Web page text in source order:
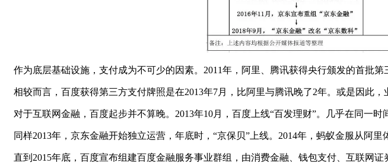
作为底层基础设施，支付成为不可少的因素。2011年，阿里、腾讯获得央行颁发的首批第
相较而言，百度获得第三方支付牌照是在2013年7月，比阿里与腾讯晚了2年。或是因此，
对于互联网金融，百度起步并不算晚。2013年10月，百度上线“百发理财”。几乎在同一
同样2013年，京东金融开始独立运营，年底时，“京保贝”上线。2014年，蚂蚁金服从阿里
直到2015年底，百度宣布组建百度金融服务事业群组，由消费金融、钱包支付、互联网证